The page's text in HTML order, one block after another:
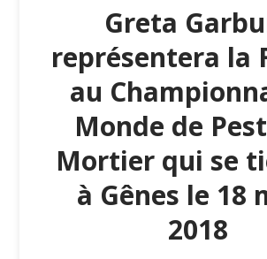
Greta
représentera la
au
Monde de
Mortier qui se
à Gênes le 18
2018